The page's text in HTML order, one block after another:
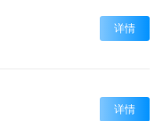
详情
详情